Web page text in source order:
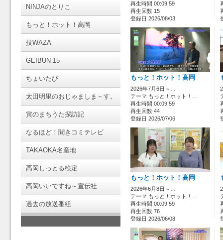
NINJAのとりこ
もっと！ホット！高岡
技WAZA
GEIBUN 15
ちょいたび
太田明里のおじゃましま～す。
寅のまちうた探訪記
なるほど！聞きコミテレビ
TAKAOKA名産地
高岡しっとる検定
高岡いいですね～宣伝社
過去の放送番組
再生時間 00:09:59
再生回数 15
登録日 2026/08/03
もっと！ホット！高岡
2026年7月6日～…
テーマ もっと！ホット！…
再生時間 00:09:59
再生回数 44
登録日 2026/07/06
もっと！ホット！高岡
2026年6月8日～…
テーマ もっと！ホット！…
再生時間 00:09:59
再生回数 76
登録日 2026/06/08